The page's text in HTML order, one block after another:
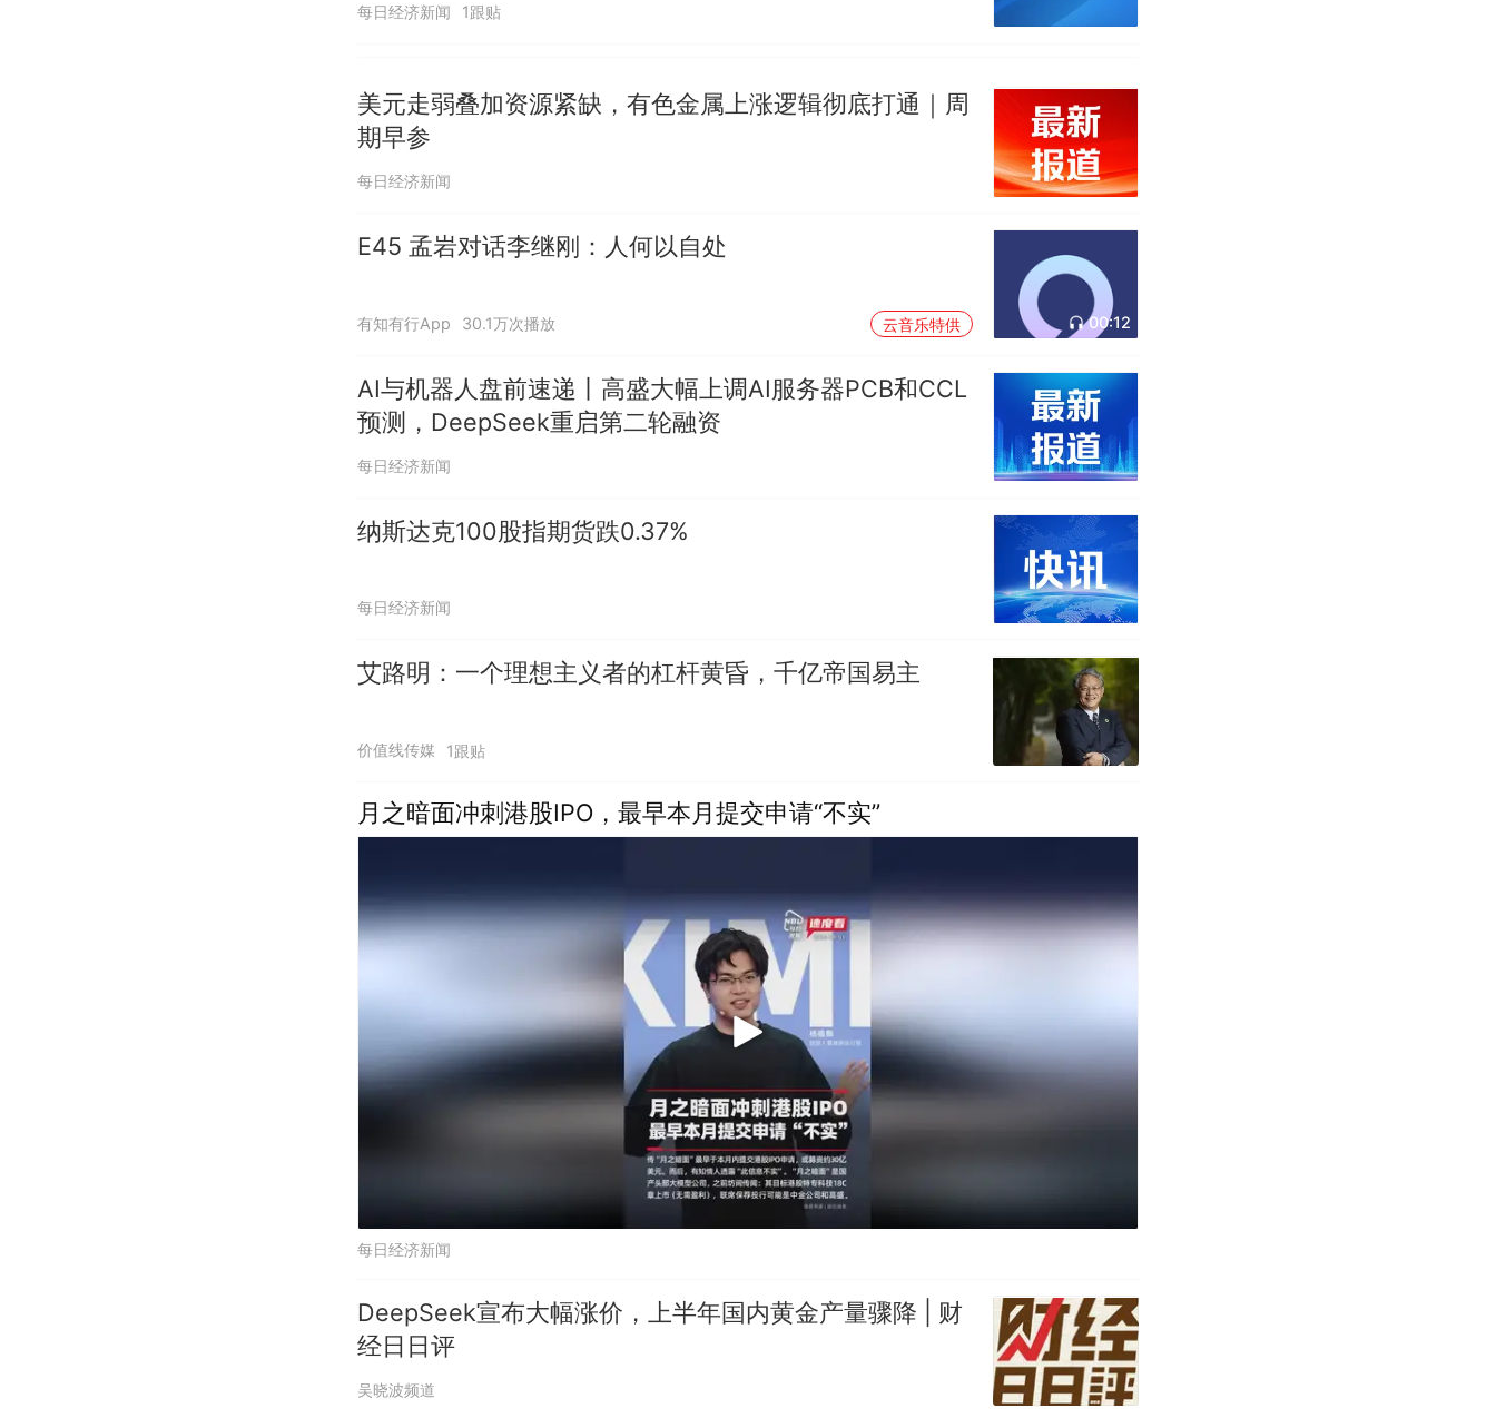
每日经济新闻 1跟贴
美元走弱叠加资源紧缺，有色金属上涨逻辑彻底打通｜周
期早参
每日经济新闻
E45 孟岩对话李继刚：人何以自处
有知有行App 30.1万次播放 云音乐特供 00:12
AI与机器人盘前速递丨高盛大幅上调AI服务器PCB和CCL
预测，DeepSeek重启第二轮融资
每日经济新闻
纳斯达克100股指期货跌0.37%
每日经济新闻
艾路明：一个理想主义者的杠杆黄昏，千亿帝国易主
价值线传媒 1跟贴
月之暗面冲刺港股IPO，最早本月提交申请“不实”
每日经济新闻
DeepSeek宣布大幅涨价，上半年国内黄金产量骤降 | 财
经日日评
吴晓波频道